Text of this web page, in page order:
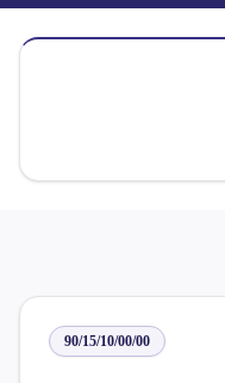
90/15/10/00/00